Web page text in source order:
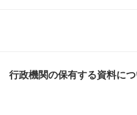
行政機関の保有する資料に